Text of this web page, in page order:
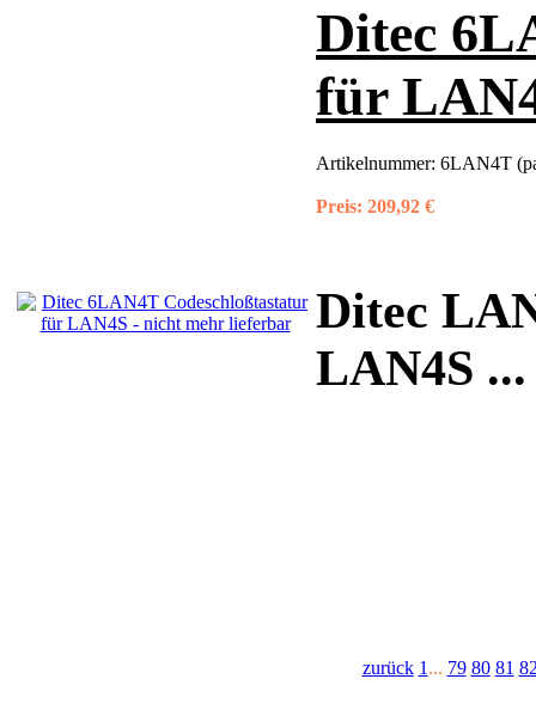
Ditec
für
Artikelnummer: 6LAN4T
Preis: 209,92 €
Ditec
LAN4S ...
zurück 1 ... 79 80 81